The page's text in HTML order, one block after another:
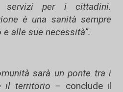
i servizi per i cittadini.
è una sanità sempre
alle sue necessità”.
sarà un ponte tra i
il territorio – conclude il